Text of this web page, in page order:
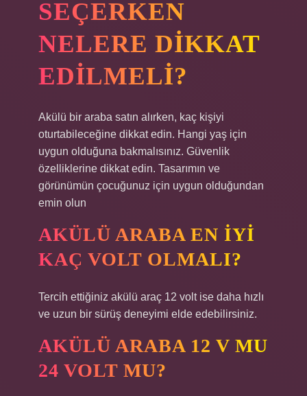
SEÇERKEN
NELERE DIKKAT
EDILMELI?
Akülü bir araba satın alırken, kaç kişiyi
oturtabileceğine dikkat edin. Hangi yaş için
uygun olduğuna bakmalısınız. Güvenlik
özelliklerine dikkat edin. Tasarımın ve
görünümün çocuğunuz için uygun olduğundan
emin olun
AKÜLÜ ARABA EN IYI
KAÇ VOLT OLMALI?
Tercih ettiğiniz akülü araç 12 volt ise daha hızlı
ve uzun bir sürüş deneyimi elde edebilirsiniz.
AKÜLÜ ARABA 12 V MU
24 VOLT MU?